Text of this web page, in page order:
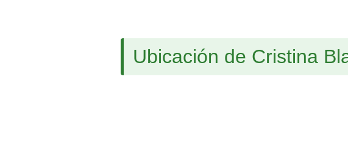
Ubicación de Cristina